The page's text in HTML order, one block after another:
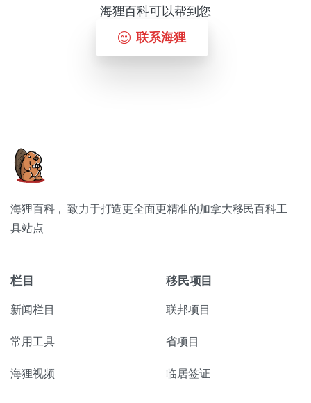
海狸百科可以帮到您
联系海狸
海狸百科， 致力于打造更全面更精准的加拿大移民百科工
具站点
栏目
新闻栏目
常用工具
海狸视频
移民项目
联邦项目
省项目
临居签证